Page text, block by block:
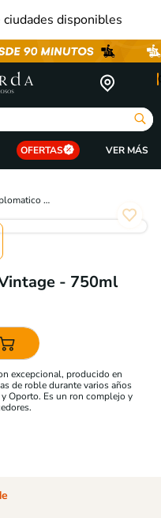
disponibles
OFERTAS
Ron Diplomatico Single Vintage - 750ml
- 750ml
excepcional, producido en
de roble durante varios años
Oporto. Es un ron complejo y